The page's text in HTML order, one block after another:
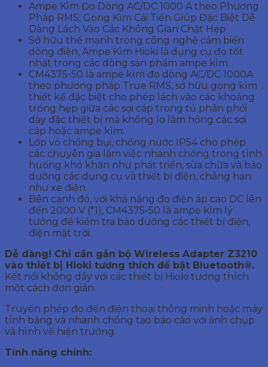
Ampe Kìm Đo Dòng AC/DC 1000 A theo Phương
Pháp RMS; Gọng Kìm Cải Tiến Giúp Đặc Biệt Dễ
Dàng Lách Vào Các Không Gian Chật Hẹp
Sở hữu thế mạnh trong công nghệ cảm biến
dòng điện, Ampe Kìm Hioki là dụng cụ đo tốt
nhất trong các dòng sản phẩm ampe kìm.
CM4375-50 là ampe kìm đo dòng AC/DC 1000A
theo phương pháp True RMS, sở hữu gọng kìm
thiết kế đặc biệt cho phép lách vào các khoảng
trống hẹp giữa các sợi cáp trong tủ phân phối
dày đặc thiết bị mà không lo làm hỏng các sợi
cáp hoặc ampe kìm.
Lớp vỏ chống bụi, chống nước IP54 cho phép
các chuyên gia làm việc nhanh chóng trong tình
huống khó khăn như phát triển, sửa chữa và bảo
dưỡng các dụng cụ và thiết bị điện, chẳng hạn
như xe điện.
Bên cạnh đó, với khả năng đo điện áp cao DC lên
đến 2000 V (*1), CM4375-50 là ampe kìm lý
tưởng để kiểm tra bảo dưỡng các thiết bị điện,
điện mặt trời.
Dễ dàng! Chỉ cần gắn bộ Wireless Adapter Z3210
vào thiết bị Hioki tương thích để bật Bluetooth®.
Kết nối không dây với các thiết bị Hioki tương thích
một cách đơn giản.
Truyền phép đo đến điện thoại thông minh hoặc máy
tính bảng và nhanh chóng tạo báo cáo với ảnh chụp
và hình vẽ hiện trường.
Tính năng chính: